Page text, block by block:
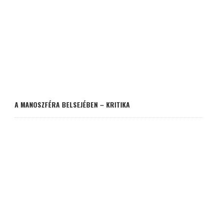
A MANOSZFÉRA BELSEJÉBEN – KRITIKA